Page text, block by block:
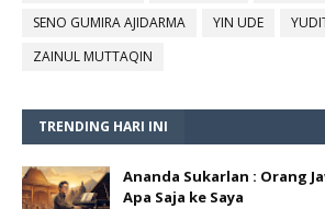
SENO GUMIRA AJIDARMA
YIN UDE
ZAINUL MUTTAQIN
TRENDING HARI INI
Ananda Sukarlan : Orang
Apa Saja ke Saya